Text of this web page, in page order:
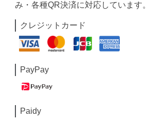
み・各種QR決済に対応しています。
クレジットカード
PayPay
Paidy